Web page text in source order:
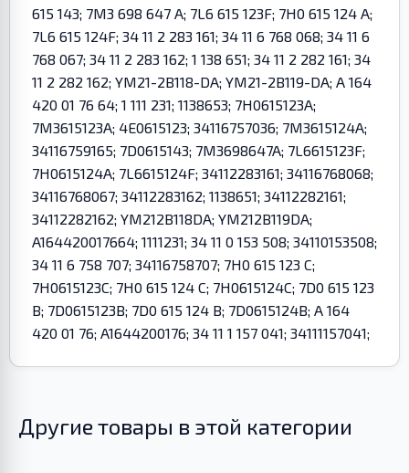
615 143; 7M3 698 647 A; 7L6 615 123F; 7H0 615 124 A;
7L6 615 124F; 34 11 2 283 161; 34 11 6 768 068; 34 11 6
768 067; 34 11 2 283 162; 1 138 651; 34 11 2 282 161; 34
11 2 282 162; YM21-2B118-DA; YM21-2B119-DA; A 164
420 01 76 64; 1 111 231; 1138653; 7H0615123A;
7M3615123A; 4E0615123; 34116757036; 7M3615124A;
34116759165; 7D0615143; 7M3698647A; 7L6615123F;
7H0615124A; 7L6615124F; 34112283161; 34116768068;
34116768067; 34112283162; 1138651; 34112282161;
34112282162; YM212B118DA; YM212B119DA;
A164420017664; 1111231; 34 11 0 153 508; 34110153508;
34 11 6 758 707; 34116758707; 7H0 615 123 C;
7H0615123C; 7H0 615 124 C; 7H0615124C; 7D0 615 123
B; 7D0615123B; 7D0 615 124 B; 7D0615124B; A 164
420 01 76; A1644200176; 34 11 1 157 041; 34111157041;
Другие товары в этой категории